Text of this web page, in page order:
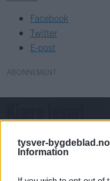
tysver-
Information
Facebook
Twitter
E-post
ABONNEMENT
For å fortsette må du ha
Då er digital tilgang